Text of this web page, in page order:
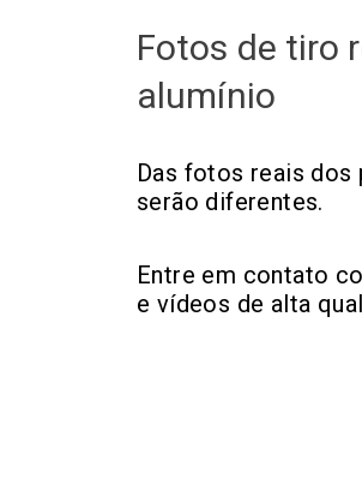
Fotos de tiro
alumínio
Das fotos reais
serão diferentes.
Entre em contato
e vídeos de alta